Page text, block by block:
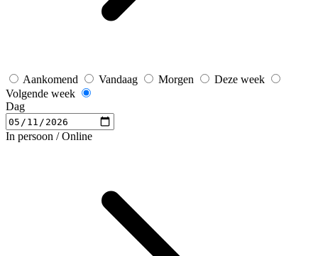
Aankomend Vandaag Morgen
Deze week
Volgende week
Dag
In persoon / Online